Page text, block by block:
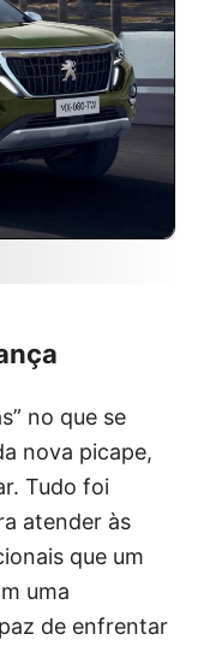
no que se
nova picape,
Tudo foi
atender às
que um
uma
de enfrentar